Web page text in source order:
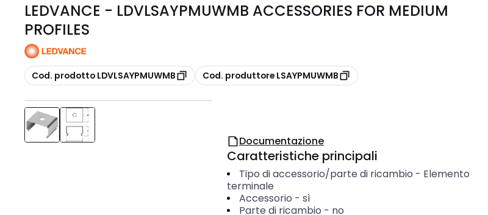
LEDVANCE - LDVLSAYPMUWMB ACCESSORIES FOR MEDIUM
PROFILES
copia
Cod. prodotto LDVLSAYPMUWMB copia
Cod. produttore LSAYPMUWMB
Documentazione
Caratteristiche principali
Tipo di accessorio/parte di ricambio - Elemento
terminale
Accessorio - sì
Parte di ricambio - no